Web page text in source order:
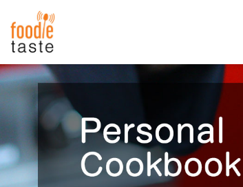
สูตรอาหาร
สูตรอาหารล่าสุด
Top Foodie
พาไปชิม
สารพันก้นครัว